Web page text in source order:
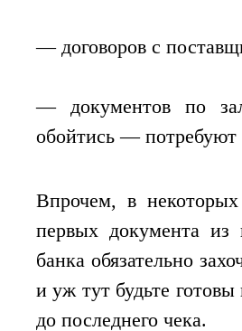
— договоров с
— документов по
обойтись — потребуют
Впрочем, в некоторых
первых документа из
банка обязательно
и уж тут будьте
до последнего чека.